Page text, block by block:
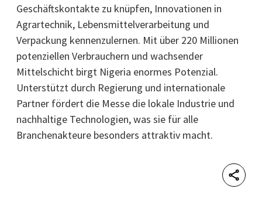
Geschäftskontakte zu knüpfen, Innovationen in
Agrartechnik, Lebensmittelverarbeitung und
Verpackung kennenzulernen. Mit über 220 Millionen
potenziellen Verbrauchern und wachsender
Mittelschicht birgt Nigeria enormes Potenzial.
Unterstützt durch Regierung und internationale
Partner fördert die Messe die lokale Industrie und
nachhaltige Technologien, was sie für alle
Branchenakteure besonders attraktiv macht.